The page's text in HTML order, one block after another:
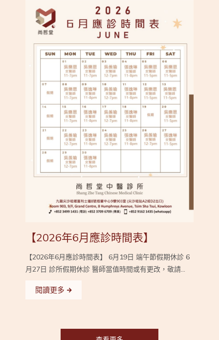
【2026年6月應診時間表】
【2026年6月應診時間表】 6月19日 端午節假期休診 6
月27日 診所假期休診 醫師當值時間或有更改，敬請...
閱讀更多